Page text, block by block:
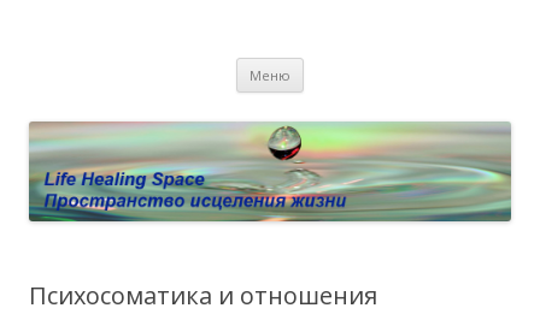
Личный сайт Елены Барымовой
исцелении воспоминанием и ренкарнационике. Услуги.
Меню
Психосоматика и отношения